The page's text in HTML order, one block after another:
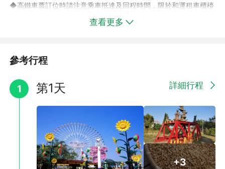
◆高鐵車票訂位時請注意乘車抵達及回程時間，限於和運租車櫃檯
還，並將於租用時數截止後起算逾時費用(逾時收費方式請見特別
查看更多
參考行程
1 第1天 詳細行程
+3